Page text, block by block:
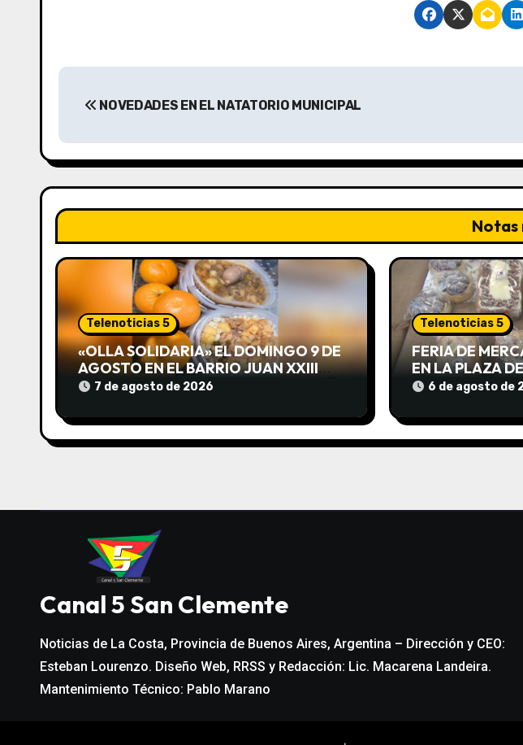
N
v
e
g
a
c
i
ó
d
e
n
a
d
a
NOVEDADES EN EL NATATORIO MUNICIPAL
Notas
Telenoticias 5
«OLLA SOLIDARIA» EL DOMINGO 9 DE
AGOSTO EN EL BARRIO JUAN XXIII
DESDE LAS 13 HS
7 de agosto de 2026
Telenoticias 5
FERIA DE
EN LA PLAZA
6 de agosto de
Canal 5 San Clemente
Noticias de La Costa, Provincia de Buenos Aires, Argentina – Dirección y CEO:
Esteban Lourenzo. Diseño Web, RRSS y Redacción: Lic. Macarena Landeira.
Mantenimiento Técnico: Pablo Marano